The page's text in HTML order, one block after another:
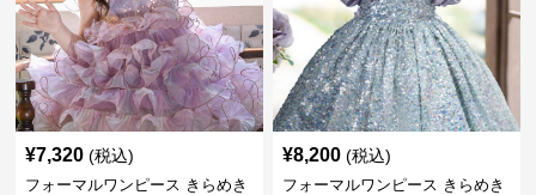
¥7,320 (税込)
フォーマルワンピース きらめき
¥8,200 (税込)
フォーマルワンピース きらめき